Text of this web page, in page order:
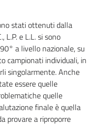
stati ottenuti dalla
L.P. e L.L. si sono
a livello nazionale, su
campionati individuali, in
singolarmente. Anche
essere quelle
quelle
finale è quella
provare a riproporre